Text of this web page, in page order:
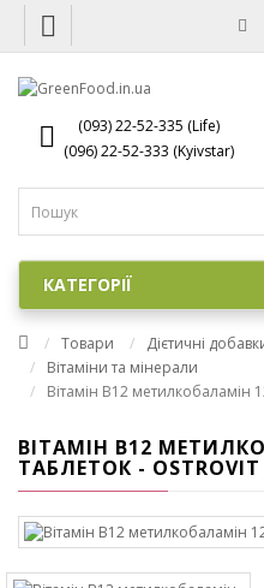
(093) 22-52-335 (Life)
(096) 22-52-333 (Kyivstar)
КАТЕГОРІЇ
Товари
Дієтичні
Вітаміни та мінерали
Вітамін B12 метилкобаламін
ВІТАМІН B12
ТАБЛЕТОК - OSTROVIT